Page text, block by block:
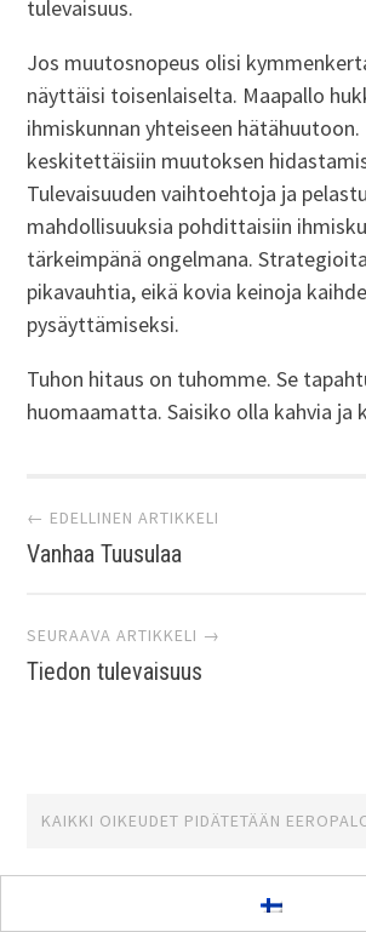
tulevaisuus.
Jos muutosnopeus olisi
näyttäisi toisenlaiselta. Maapallo
ihmiskunnan yhteiseen
keskitettäisiin muutoksen
Tulevaisuuden vaihtoehtoja ja
mahdollisuuksia pohdittaisiin
tärkeimpänä ongelmana.
pikavauhtia, eikä kovia keinoja
pysäyttämiseksi.
Tuhon hitaus on tuhomme. Se
huomaamatta. Saisiko olla kahvia ja
Artikkelien
selaus
← EDELLINEN ARTIKKELI
Vanhaa Tuusulaa
SEURAAVA ARTIKKELI →
Tiedon tulevaisuus
KAIKKI OIKEUDET PIDÄTETÄÄN